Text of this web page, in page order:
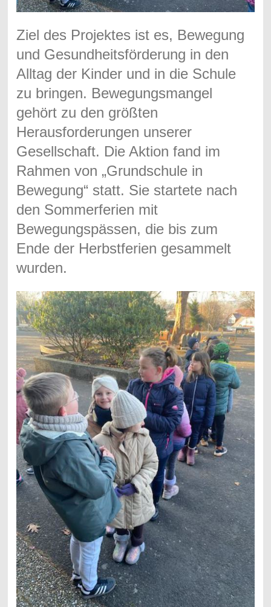
Ziel des Projektes ist es, Bewegung
und Gesundheitsförderung in den
Alltag der Kinder und in die Schule
zu bringen. Bewegungsmangel
gehört zu den größten
Herausforderungen unserer
Gesellschaft. Die Aktion fand im
Rahmen von „Grundschule in
Bewegung“ statt. Sie startete nach
den Sommerferien mit
Bewegungspässen, die bis zum
Ende der Herbstferien gesammelt
wurden.